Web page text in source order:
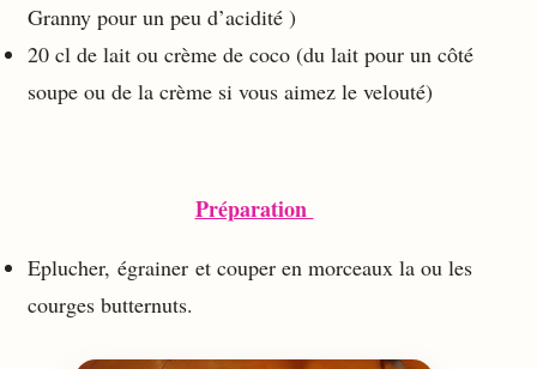
Granny pour un peu d’acidité )
20 cl de lait ou crème de coco (du lait pour un côté
soupe ou de la crème si vous aimez le velouté)
Préparation
Eplucher, égrainer et couper en morceaux la ou les
courges butternuts.